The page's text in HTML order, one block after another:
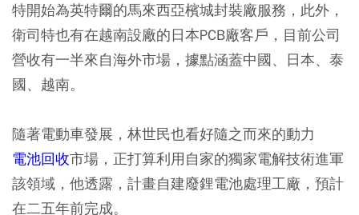
特開始為英特爾的馬來西亞檳城封裝廠服務，此外，
衛司特也有在越南設廠的日本PCB廠客戶，目前公司
營收有一半來自海外市場，據點涵蓋中國、日本、泰
國、越南。
隨著電動車發展，林世民也看好隨之而來的動力
電池回收市場，正打算利用自家的獨家電解技術進軍
該領域，他透露，計畫自建廢鋰電池處理工廠，預計
在二五年前完成。